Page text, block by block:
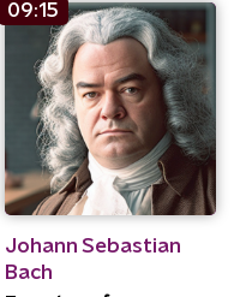
09:15
Johann Sebastian
Bach